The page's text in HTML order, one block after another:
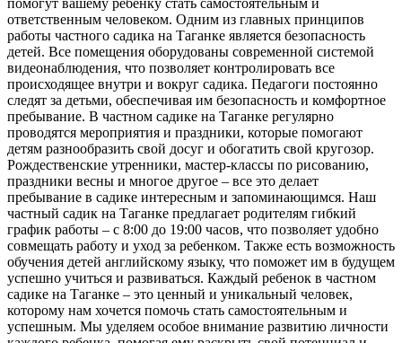
ответственным человеком. Одним из главных принципов
работы частного садика на Таганке является безопасность
детей. Все помещения оборудованы современной системой
видеонаблюдения, что позволяет контролировать все
происходящее внутри и вокруг садика. Педагоги постоянно
следят за детьми, обеспечивая им безопасность и комфортное
пребывание. В частном садике на Таганке регулярно
проводятся мероприятия и праздники, которые помогают
детям разнообразить свой досуг и обогатить свой кругозор.
Рождественские утренники, мастер-классы по рисованию,
праздники весны и многое другое – все это делает
пребывание в садике интересным и запоминающимся. Наш
частный садик на Таганке предлагает родителям гибкий
график работы – с 8:00 до 19:00 часов, что позволяет удобно
совмещать работу и уход за ребенком. Также есть возможность
обучения детей английскому языку, что поможет им в будущем
успешно учиться и развиваться. Каждый ребенок в частном
садике на Таганке – это ценный и уникальный человек,
которому нам хочется помочь стать самостоятельным и
успешным. Мы уделяем особое внимание развитию личности